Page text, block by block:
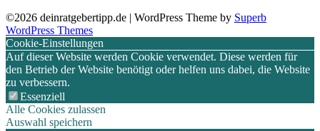
©2026 deinratgebertipp.de | WordPress Theme by Superb
WordPress Themes
Cookie-Einstellungen
Auf dieser Website werden Cookie verwendet. Diese werden für
den Betrieb der Website benötigt oder helfen uns dabei, die Website
zu verbessern.
Essenziell
Alle Cookies zulassen
Auswahl speichern